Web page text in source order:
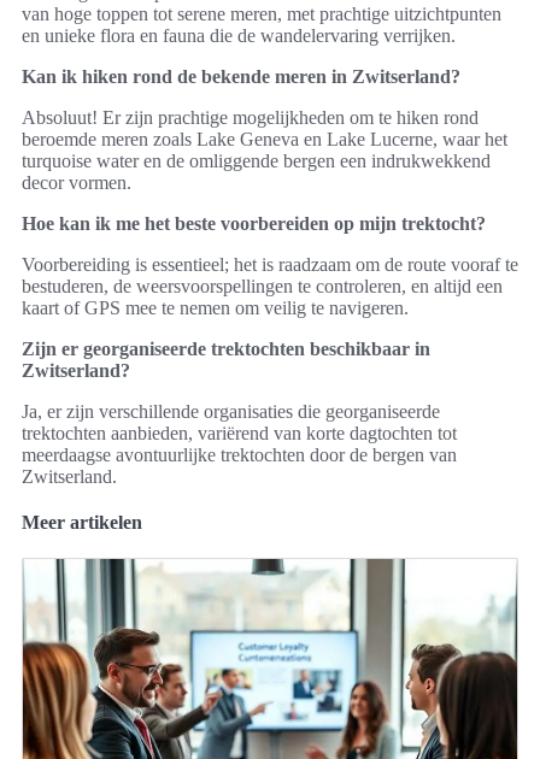
van hoge toppen tot serene meren, met prachtige uitzichtpunten
en unieke flora en fauna die de wandelervaring verrijken.
Kan ik hiken rond de bekende meren in Zwitserland?
Absoluut! Er zijn prachtige mogelijkheden om te hiken rond
beroemde meren zoals Lake Geneva en Lake Lucerne, waar het
turquoise water en de omliggende bergen een indrukwekkend
decor vormen.
Hoe kan ik me het beste voorbereiden op mijn trektocht?
Voorbereiding is essentieel; het is raadzaam om de route vooraf te
bestuderen, de weersvoorspellingen te controleren, en altijd een
kaart of GPS mee te nemen om veilig te navigeren.
Zijn er georganiseerde trektochten beschikbaar in
Zwitserland?
Ja, er zijn verschillende organisaties die georganiseerde
trektochten aanbieden, variërend van korte dagtochten tot
meerdaagse avontuurlijke trektochten door de bergen van
Zwitserland.
Meer artikelen